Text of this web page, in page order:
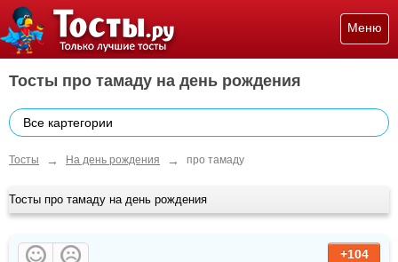
Меню
Тосты про тамаду на день рождения
Все картегории
Тосты → На день рождения → про тамаду
Тосты про тамаду на день рождения
+104